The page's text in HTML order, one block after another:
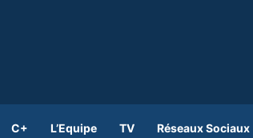
C+ L’Equipe TV Réseaux Sociaux